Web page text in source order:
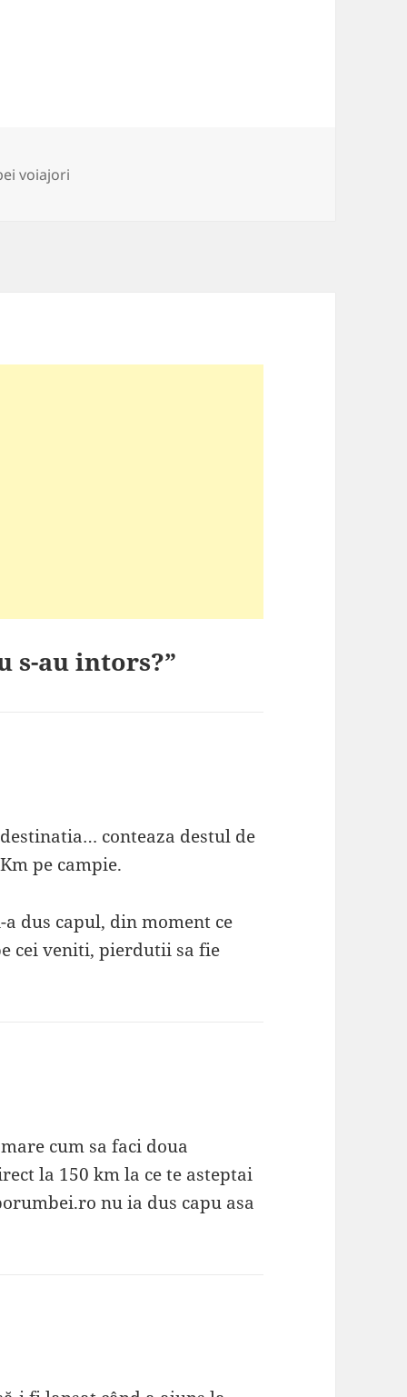
voiajori
s-au intors?”
conteaza destul de
pe campie.
dus capul, din moment ce
cei veniti, pierdutii sa fie
cum sa faci doua
la 150 km la ce te asteptai
nu ia dus capu asa